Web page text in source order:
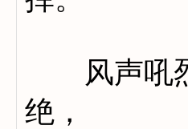
风声吼烈
绝，